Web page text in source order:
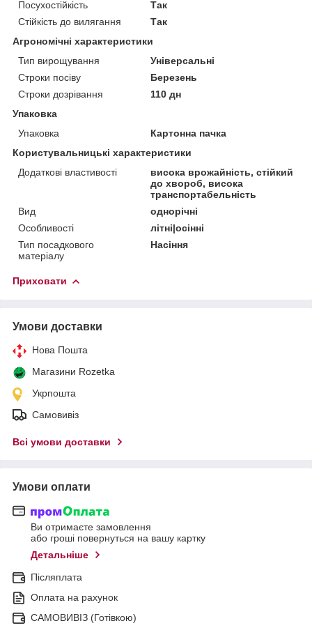
Посухостійкість
Так
Стійкість до вилягання
Так
Агрономічні характеристики
Тип вирощування
Універсальні
Строки посіву
Березень
Строки дозрівання
110 дн
Упаковка
Упаковка
Картонна пачка
Користувальницькі характеристики
Додаткові властивості
висока врожайність, стійкий
до хвороб, висока
транспортабельність
Вид
однорічні
Особливості
літні|осінні
Тип посадкового
матеріалу
Насіння
Приховати
Умови доставки
Нова Пошта
Магазини Rozetka
Укрпошта
Самовивіз
Всі умови доставки
Умови оплати
Ви отримаєте замовлення
або гроші повернуться на вашу картку
Детальніше
Післяплата
Оплата на рахунок
САМОВИВІЗ (Готівкою)